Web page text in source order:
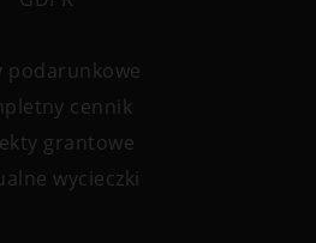
podarunkowe
cennik
grantowe
wycieczki